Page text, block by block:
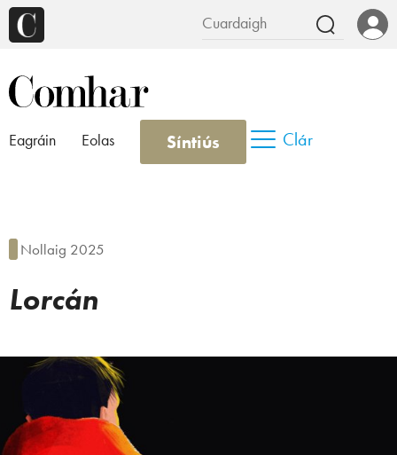
Eagráin Eolas Síntiús Clár
Lorcán
Nollaig 2025